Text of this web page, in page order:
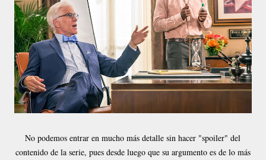
No podemos entrar en mucho más detalle sin hacer "spoiler" del
contenido de la serie, pues desde luego que su argumento es de lo más